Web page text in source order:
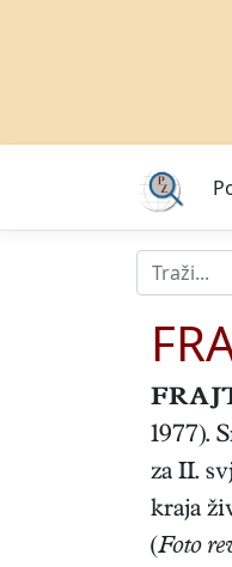
1977).
za II.
kraja
(Foto